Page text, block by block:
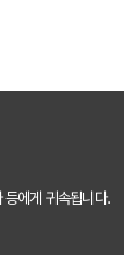
료 절반으로!
등에게 귀속됩니다.